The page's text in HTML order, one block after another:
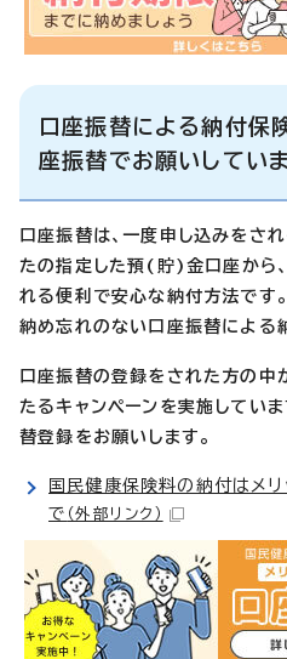
口座振替による納付保
座振替でお願いしていま
口座振替は、一度申し込みをさ
たの指定した預(貯)金口座から
れる便利で安心な納付方法です。
納め忘れのない口座振替による
口座振替の登録をされた方の中
たるキャンペーンを実施してい
替登録をお願いします。
国民健康保険料の納付はメリ
で （外部リンク）